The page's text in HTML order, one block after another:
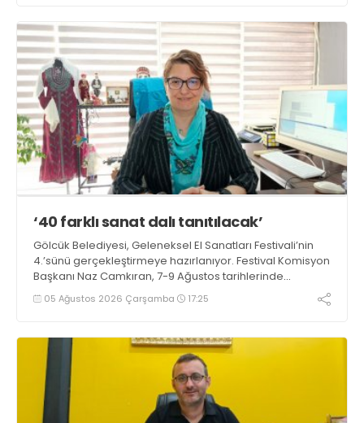
‘40 farklı sanat dalı tanıtılacak’
Gölcük Belediyesi, Geleneksel El Sanatları Festivali’nin
4.’sünü gerçekleştirmeye hazırlanıyor. Festival Komisyon
Başkanı Naz Camkıran, 7-9 Ağustos tarihlerinde
gerçekleşecek organizasyon hakkında yaptığı
açıklamada, “Yaklaşık 40 farklı sanat dalı tanıtılacak”
05 Ağustos 2026 Çarşamba 17:25